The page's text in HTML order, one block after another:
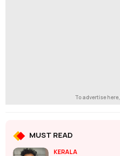
To advertise here,
MUST READ
KERALA